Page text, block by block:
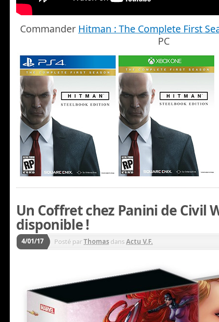
Commander Hitman : The Complete First
PC
Un Coffret chez Panini de Civil
disponible !
4/01/17 Posté parThomas dansActu V.F.